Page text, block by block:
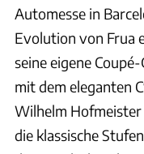
Automesse in
Evolution von Frua
seine eigene
mit dem eleganten
Wilhelm
die klassische